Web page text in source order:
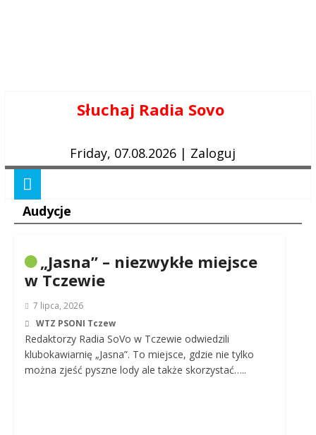
Słuchaj Radia Sovo
Friday, 07.08.2026 | Zaloguj
Audycje
„Jasna” – niezwykłe miejsce
w Tczewie
7 lipca, 2026
WTZ PSONI Tczew
Redaktorzy Radia SoVo w Tczewie odwiedzili
klubokawiarnię „Jasna”. To miejsce, gdzie nie tylko
można zjeść pyszne lody ale także skorzystać…..